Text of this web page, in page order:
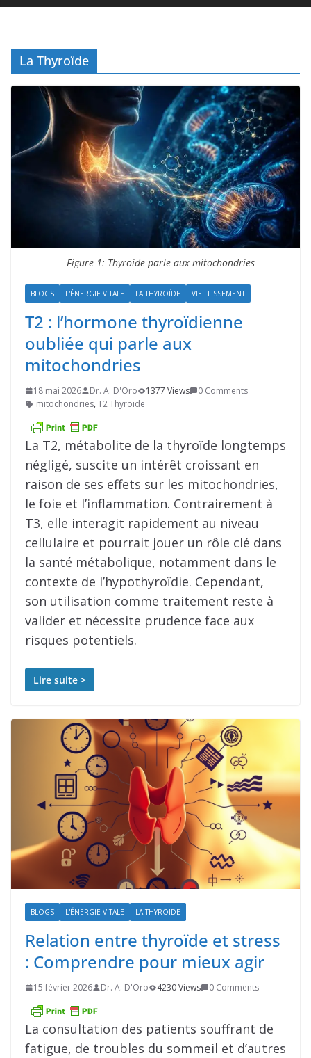
La Thyroïde
Figure 1: Thyroide parle aux mitochondries
BLOGS L'ÉNERGIE VITALE LA THYROÏDE VIEILLISSEMENT
T2 : l’hormone thyroïdienne
oubliée qui parle aux
mitochondries
18 mai 2026 Dr. A. D'Oro 1377 Views
0 Comments
mitochondries, T2 Thyroïde
La T2, métabolite de la thyroïde longtemps
négligé, suscite un intérêt croissant en
raison de ses effets sur les mitochondries,
le foie et l’inflammation. Contrairement à
T3, elle interagit rapidement au niveau
cellulaire et pourrait jouer un rôle clé dans
la santé métabolique, notamment dans le
contexte de l’hypothyroïdie. Cependant,
son utilisation comme traitement reste à
valider et nécessite prudence face aux
risques potentiels.
Lire suite >
BLOGS L'ÉNERGIE VITALE LA THYROÏDE
Relation entre thyroïde et stress
: Comprendre pour mieux agir
15 février 2026 Dr. A. D'Oro 4230 Views 0 Comments
La consultation des patients souffrant de
fatigue, de troubles du sommeil et d’autres